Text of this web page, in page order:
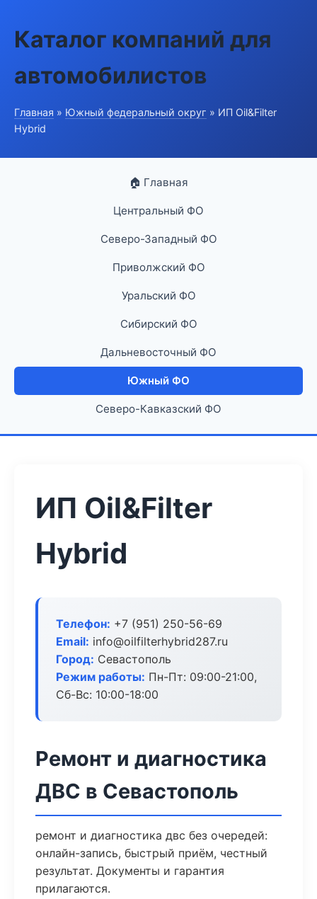
Каталог компаний для
автомобилистов
Главная » Южный федеральный округ » ИП Oil&Filter
Hybrid
🏠 Главная
Центральный ФО
Северо-Западный ФО
Приволжский ФО
Уральский ФО
Сибирский ФО
Дальневосточный ФО
Южный ФО
Северо-Кавказский ФО
ИП Oil&Filter
Hybrid
Телефон: +7 (951) 250-56-69
Email: info@oilfilterhybrid287.ru
Город: Севастополь
Режим работы: Пн-Пт: 09:00-21:00,
Сб-Вс: 10:00-18:00
Ремонт и диагностика
ДВС в Севастополь
ремонт и диагностика двс без очередей:
онлайн-запись, быстрый приём, честный
результат. Документы и гарантия
прилагаются.